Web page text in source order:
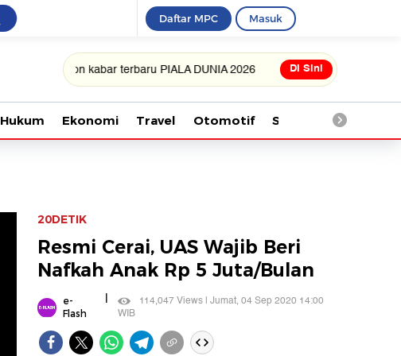
Daftar MPC Masuk
Tonton kabar terbaru PIALA DUNIA 2026 Di Sini
Hukum Ekonomi Travel Otomotif Saintek
20DETIK
Resmi Cerai, UAS Wajib Beri
Nafkah Anak Rp 5 Juta/Bulan
e-
Flash
|
114,047 Views | Jumat, 04 Sep 2020 14:00
WIB